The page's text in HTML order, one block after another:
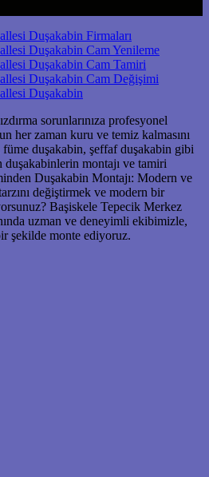
Duşakabin Firmaları
Duşakabin Cam Yenileme
Duşakabin Cam Tamiri
Duşakabin Cam Değişimi
Duşakabin
sorunlarınıza profesyonel
her zaman kuru ve temiz kalmasını
duşakabin, şeffaf duşakabin gibi
montajı ve tamiri
Duşakabin Montajı: Modern ve
değiştirmek ve modern bir
Başiskele Tepecik Merkez
uzman ve deneyimli ekibimizle,
şekilde monte ediyoruz.